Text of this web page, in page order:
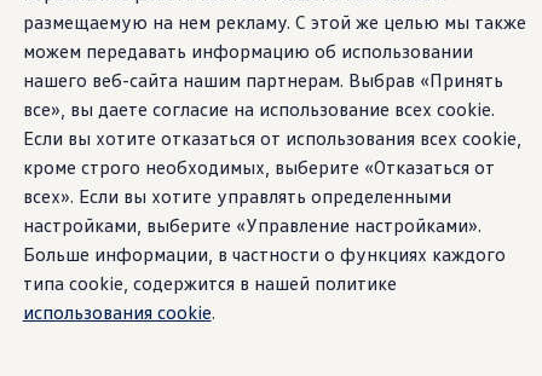
размещаемую на нем рекламу. С этой же целью мы также
можем передавать информацию об использовании
нашего веб-сайта нашим партнерам. Выбрав «Принять
все», вы даете согласие на использование всех cookie.
Если вы хотите отказаться от использования всех cookie,
кроме строго необходимых, выберите «Отказаться от
всех». Если вы хотите управлять определенными
настройками, выберите «Управление настройками».
Больше информации, в частности о функциях каждого
типа cookie, содержится в нашей политике
использования cookie.
Car-Net
App-Connect
Fleet Interface Data
O Volkswagen
Получи больше
Владельцы и услуги
Сервис и запчасти
Преимущества Volkswagen
Техобслуживание
Ремонт и проверки
Моторное масло и технические жидкости
Колеса и шины
Помощь при авариях и поломках
Обслуживание автомобилей
Аксессуары